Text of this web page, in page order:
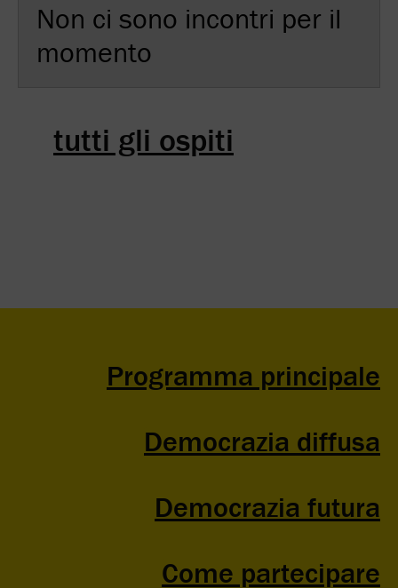
Non ci sono incontri per il
momento
tutti gli ospiti
Programma principale
Democrazia diffusa
Democrazia futura
Come partecipare